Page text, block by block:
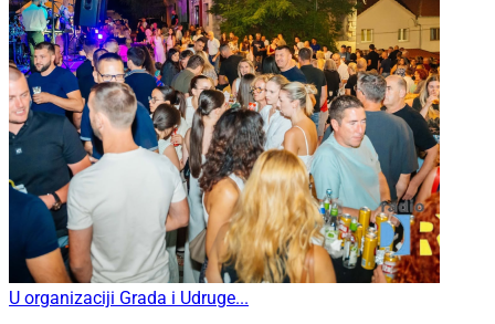
U organizaciji Grada i Udruge...